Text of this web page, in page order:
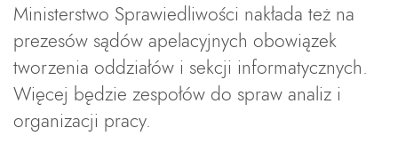
Ministerstwo Sprawiedliwości nakłada też na
prezesów sądów apelacyjnych obowiązek
tworzenia oddziałów i sekcji informatycznych.
Więcej będzie zespołów do spraw analiz i
organizacji pracy.